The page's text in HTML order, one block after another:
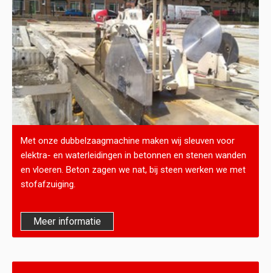
Met onze dubbelzaagmachine maken wij sleuven voor
elektra- en waterleidingen in betonnen en stenen wanden
en vloeren. Beton zagen we nat, bij steen werken we met
stofafzuiging.
Meer informatie